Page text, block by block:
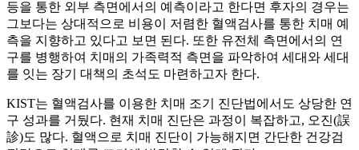
등을 통한 외부 측면에서의 예측이라고 한다면 후자의 경우는
그보다는 상대적으로 비용이 저렴한 혈액검사를 통한 치매 예
측을 지향하고 있다고 보면 된다. 또한 유전체 측면에서의 연
구를 병행하여 치매의 가족력적 측면을 파악하여 세대와 세대
를 잇는 장기 대책의 초석도 마련하고자 한다.
KIST는 혈액검사를 이용한 치매 조기 진단법에서도 상당한 연
구 성과를 거뒀다. 현재 치매 진단은 과정이 복잡하고, 오진(誤
診)도 많다. 혈액으로 치매 진단이 가능해지면 간단한 건강검